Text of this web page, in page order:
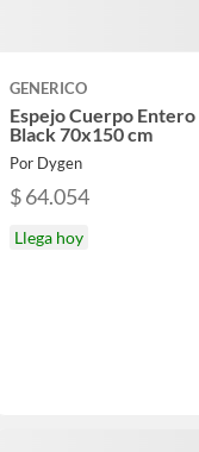
GENERICO
Espejo Cuerpo Entero
Black 70x150 cm
Por Dygen
$ 64.054
Llega hoy